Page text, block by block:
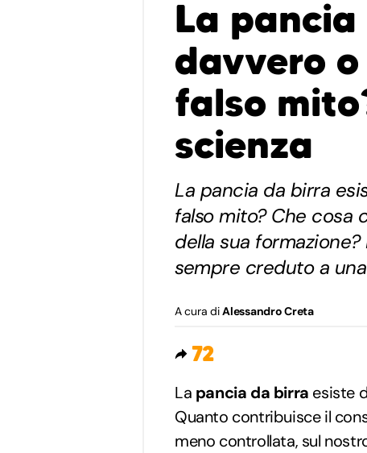
La
davvero
falso
scienza
La pancia da birra
falso mito? Che cosa
della sua
sempre creduto a
A cura diAlessandro Creta
72
La pancia da birra esiste
Quanto contribuisce il
meno controllata, sul